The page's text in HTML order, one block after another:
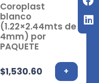
Coroplast
blanco
(1.22×2.44mts de
4mm) por
PAQUETE
$1,530.60 +